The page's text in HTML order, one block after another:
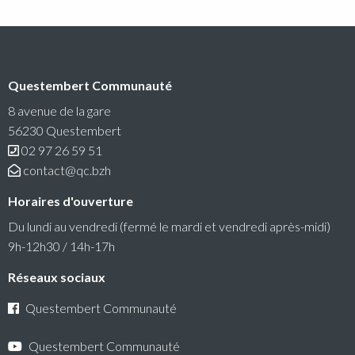
RéColTE : Appel à projets citoyen pour les
transitions et l’environnement
Questembert Communauté lance un 3e appel à projets
auquel peuvent candidater les associations du territoire.
Questembert Communauté
8 avenue de la gare
56230 Questembert
02 97 26 59 51
contact@qc.bzh
Horaires d'ouverture
Du lundi au vendredi (fermé le mardi et vendredi après-midi)
9h-12h30 / 14h-17h
Réseaux sociaux
Questembert Communauté
Questembert Communauté